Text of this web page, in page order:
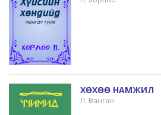
ХӨХӨӨ НАМЖИЛ
Л. Ванган